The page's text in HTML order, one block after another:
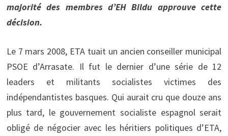
majorité des membres d’EH Bildu approuve cette
décision.
Le 7 mars 2008, ETA tuait un ancien conseiller municipal
PSOE d’Arrasate. Il fut le dernier d’une série de 12
leaders et militants socialistes victimes des
indépendantistes basques. Qui aurait cru que douze ans
plus tard, le gouvernement socialiste espagnol serait
obligé de négocier avec les héritiers politiques d’ETA,